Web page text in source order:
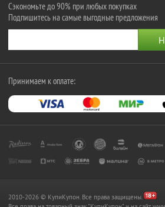
Сэкономьте до 90% при любых покупках
Подпишитесь на самые выгодные предложения
Принимаем к оплате:
2010-2026 © КупиКупон. Все права защищены.